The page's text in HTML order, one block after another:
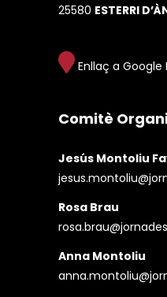
25580 ESTERRI
Enllaç a Google
Comitè
Jesús Montoliu
Rosa Brau
Anna Montoliu